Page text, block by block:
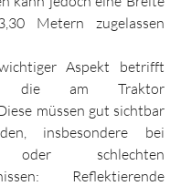
Metern zugelassen
Aspekt betrifft
die am Traktor
müssen gut sichtbar
insbesondere bei
oder schlechten
Reflektierende